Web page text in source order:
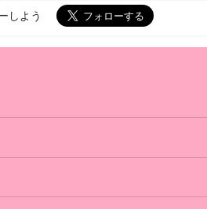
しよう